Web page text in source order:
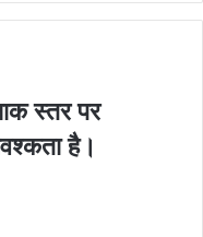
स्‍तर पर
है।